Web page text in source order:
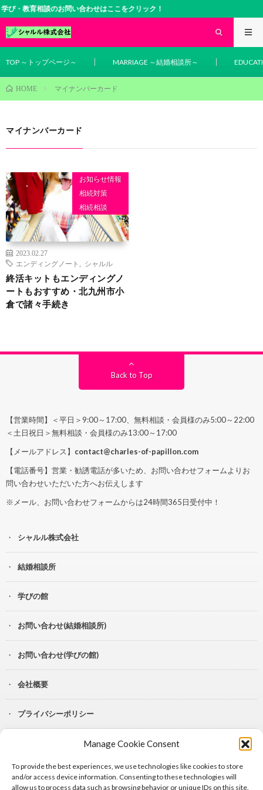
Manage Cookie Consent
To provide the best experiences, we use technologies like cookies to store
and/or access device information. Consenting to these technologies will
allow us to process data such as browsing behavior or unique IDs on this site.
び・教育相談のお問い合わせはここをクリック！
TOP ～トップページ～ MARRIAGE ～結婚相談所～
HOME マイナンバーカード
マイナンバーカード
お知らせ情報
相続対策
相続相談
2023.02.27
エンディングノート
シャルル
終活キットもエンディングノ
ートもおすすめ・北九州市小
倉で諸々手続き
Back to Top
【営業時間】＜平日＞9:00～17:00、無料相談・会員様のみ5:00～22:00
＜土日祝日＞無料相談・会員様のみ13:00～17:00
【メールアドレス】 contact@charles-of-papillon.com
【電話番号】営業・勧誘電話が多いため、お問い合わせフォームよりお
問い合わせいただいた方へお伝えします
※メール、お問い合わせフォームからは24時間365日受付中！
シャルル株式会社
結婚相談所
学びの館
お問い合わせ(結婚相談所)
お問い合わせ(学びの館)
会社概要
プライバシーポリシー
Lit.Link